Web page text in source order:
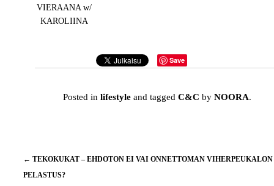
VIERAANA w/
KAROLIINA
Save
Posted inlifestyle and taggedC&C byNOORA.
Artikkelien
selaus
← TEKOKUKAT – EHDOTON EI VAI ONNETTOMAN VIHERPEUKALON
PELASTUS?